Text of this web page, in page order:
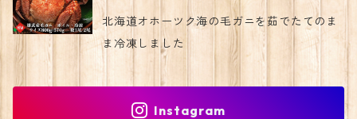
北海道オホーツク海の毛ガニを茹でたてのま
ま冷凍しました
Instagram